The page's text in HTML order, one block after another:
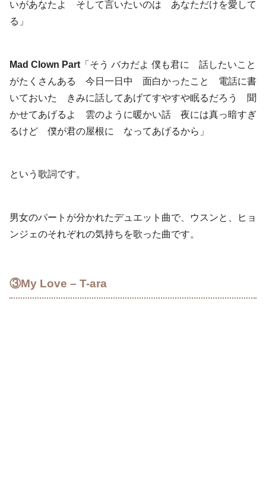
いがあなたよ そして言いたいのは あなただけを愛して
る」
Mad Clown Part 「そう バカだよ 僕も君に 話したいこと
がたくさんある 今日一日中 面白かったこと 電話に書
いておいた きみに話してあげてすやすや眠るだろう 聞
かせてあげるよ 雲のように暖かい話 夜には真っ暗すぎ
るけど 僕が君の屋根に なってあげるから」
という歌詞です。
男女のパートが分かれたデュエット曲で、ウスンと、ヒョ
ンジェのそれぞれの気持ちを歌った曲です。
③My Love – T-ara